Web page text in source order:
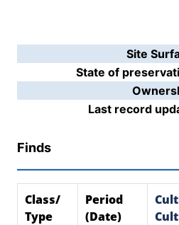
Site
State of
Last record
Finds
Class/
Type
Period
(Date)